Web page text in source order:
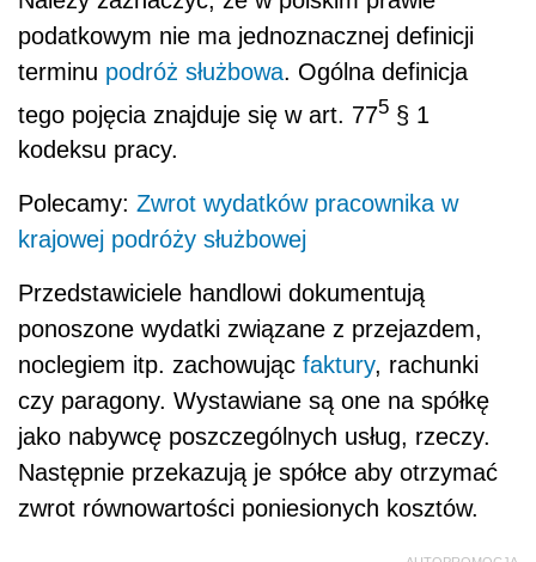
podatkowym nie ma jednoznacznej definicji
terminu podróż służbowa. Ogólna definicja
tego pojęcia znajduje się w art. 775 § 1
kodeksu pracy.
Polecamy: Zwrot wydatków pracownika w
krajowej podróży służbowej
Przedstawiciele handlowi dokumentują
ponoszone wydatki związane z przejazdem,
noclegiem itp. zachowując faktury, rachunki
czy paragony. Wystawiane są one na spółkę
jako nabywcę poszczególnych usług, rzeczy.
Następnie przekazują je spółce aby otrzymać
zwrot równowartości poniesionych kosztów.